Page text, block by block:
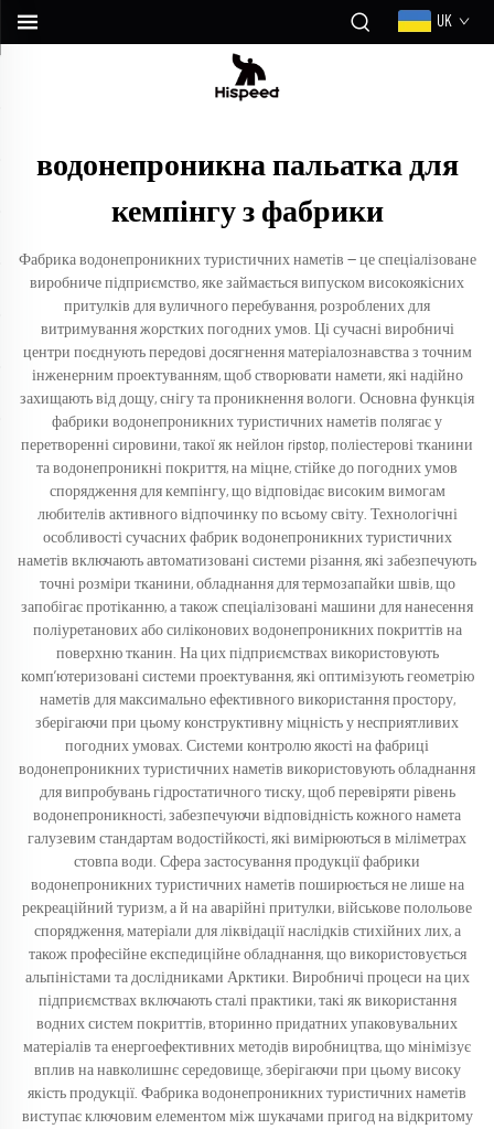
UK
водонепроникна пальатка для
кемпінгу з фабрики
Фабрика водонепроникних туристичних наметів — це спеціалізоване
виробниче підприємство, яке займається випуском високоякісних
притулків для вуличного перебування, розроблених для
витримування жорстких погодних умов. Ці сучасні виробничі
центри поєднують передові досягнення матеріалознавства з точним
інженерним проектуванням, щоб створювати намети, які надійно
захищають від дощу, снігу та проникнення вологи. Основна функція
фабрики водонепроникних туристичних наметів полягає у
перетворенні сировини, такої як нейлон ripstop, поліестерові тканини
та водонепроникні покриття, на міцне, стійке до погодних умов
спорядження для кемпінгу, що відповідає високим вимогам
любителів активного відпочинку по всьому світу. Технологічні
особливості сучасних фабрик водонепроникних туристичних
наметів включають автоматизовані системи різання, які забезпечують
точні розміри тканини, обладнання для термозапайки швів, що
запобігає протіканню, а також спеціалізовані машини для нанесення
поліуретанових або силіконових водонепроникних покриттів на
поверхню тканин. На цих підприємствах використовують
комп’ютеризовані системи проектування, які оптимізують геометрію
наметів для максимально ефективного використання простору,
зберігаючи при цьому конструктивну міцність у несприятливих
погодних умовах. Системи контролю якості на фабриці
водонепроникних туристичних наметів використовують обладнання
для випробувань гідростатичного тиску, щоб перевіряти рівень
водонепроникності, забезпечуючи відповідність кожного намета
галузевим стандартам водостійкості, які вимірюються в міліметрах
стовпа води. Сфера застосування продукції фабрики
водонепроникних туристичних наметів поширюється не лише на
рекреаційний туризм, а й на аварійні притулки, військове полольове
спорядження, матеріали для ліквідації наслідків стихійних лих, а
також професійне експедиційне обладнання, що використовується
альпіністами та дослідниками Арктики. Виробничі процеси на цих
підприємствах включають сталі практики, такі як використання
водних систем покриттів, вторинно придатних упаковувальних
матеріалів та енергоефективних методів виробництва, що мінімізує
вплив на навколишнє середовище, зберігаючи при цьому високу
якість продукції. Фабрика водонепроникних туристичних наметів
виступає ключовим елементом між шукачами пригод на відкритому